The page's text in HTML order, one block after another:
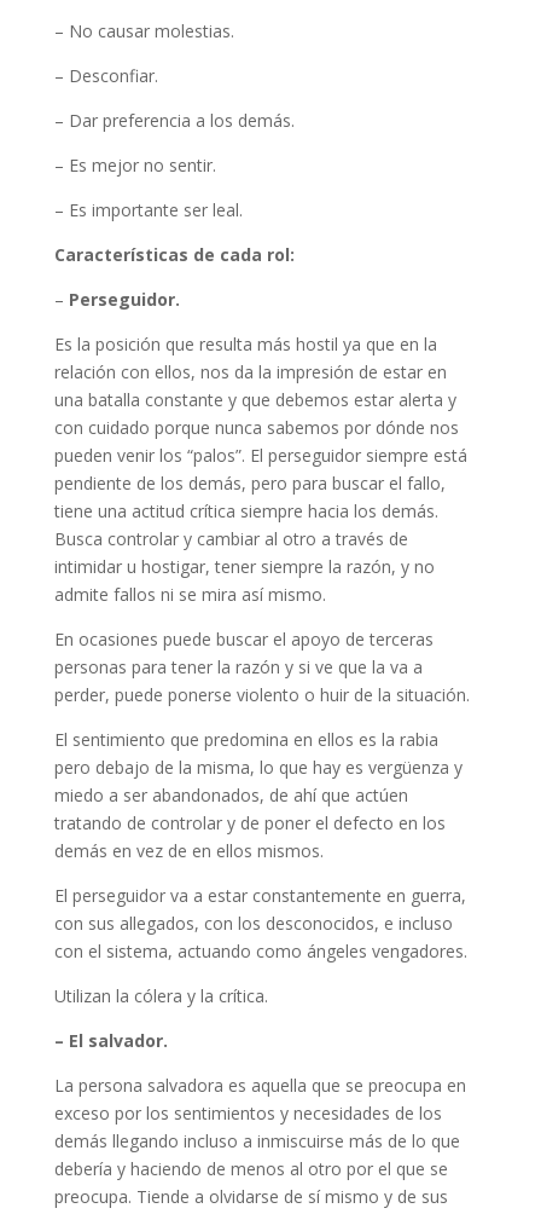
– No causar molestias.
– Desconfiar.
– Dar preferencia a los demás.
– Es mejor no sentir.
– Es importante ser leal.
Características de cada rol:
– Perseguidor.
Es la posición que resulta más hostil ya que en la
relación con ellos, nos da la impresión de estar en
una batalla constante y que debemos estar alerta y
con cuidado porque nunca sabemos por dónde nos
pueden venir los “palos”. El perseguidor siempre está
pendiente de los demás, pero para buscar el fallo,
tiene una actitud crítica siempre hacia los demás.
Busca controlar y cambiar al otro a través de
intimidar u hostigar, tener siempre la razón, y no
admite fallos ni se mira así mismo.
En ocasiones puede buscar el apoyo de terceras
personas para tener la razón y si ve que la va a
perder, puede ponerse violento o huir de la situación.
El sentimiento que predomina en ellos es la rabia
pero debajo de la misma, lo que hay es vergüenza y
miedo a ser abandonados, de ahí que actúen
tratando de controlar y de poner el defecto en los
demás en vez de en ellos mismos.
El perseguidor va a estar constantemente en guerra,
con sus allegados, con los desconocidos, e incluso
con el sistema, actuando como ángeles vengadores.
Utilizan la cólera y la crítica.
– El salvador.
La persona salvadora es aquella que se preocupa en
exceso por los sentimientos y necesidades de los
demás llegando incluso a inmiscuirse más de lo que
debería y haciendo de menos al otro por el que se
preocupa. Tiende a olvidarse de sí mismo y de sus